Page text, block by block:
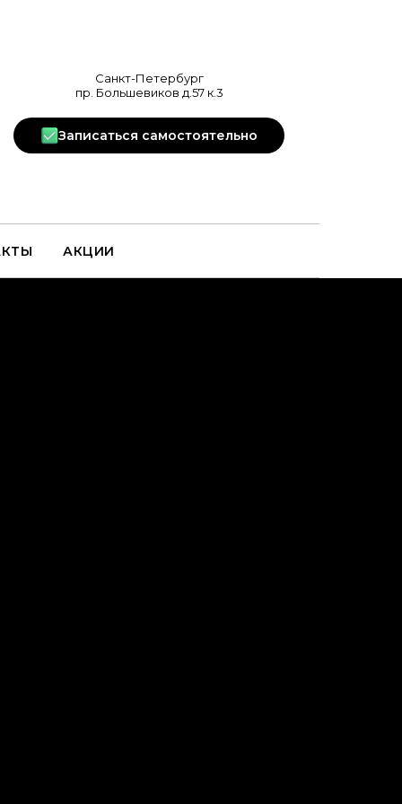
Санкт-Петербург
пр. Большевиков д.57 к.3
Записаться самостоятельно
АКЦИИ